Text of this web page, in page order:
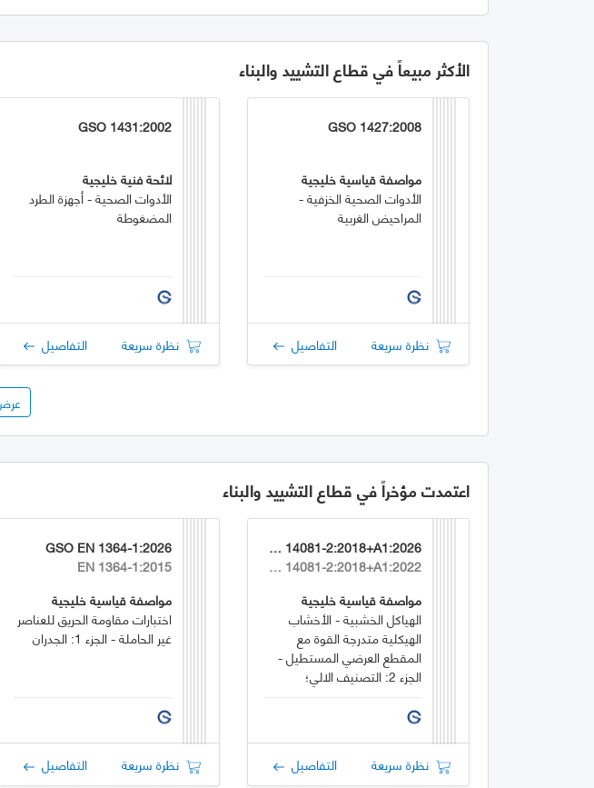
الأكثر مبيعاً في قطاع التشييد والبناء
GSO 1427:2008
مواصفة قياسية خليجية
الأدوات الصحية الخزفية -
المراحيض الغربية
نظرة سريعة التفاصيل
GSO 1431:2002
لائحة فنية خليجية
الأدوات الصحية - أجهزة الطرد
المضغوطة
نظرة سريعة التفاصيل
اعتمدت مؤخراً في قطاع التشييد والبناء
GSO EN 14081-2:2018+A1:2026
EN 14081-2:2018+A1:2022
مواصفة قياسية خليجية
الهياكل الخشبية - الأخشاب
الهيكلية متدرجة القوة مع
المقطع العرضي المستطيل -
الجزء 2: التصنيف الالي؛
متطلبات إضافية لاختبار النوع
نظرة سريعة التفاصيل
GSO EN 1364-1:2026
EN 1364-1:2015
مواصفة قياسية خليجية
اختبارات مقاومة الحريق للعناصر
غير الحاملة - الجزء 1: الجدران
نظرة سريعة التفاصيل